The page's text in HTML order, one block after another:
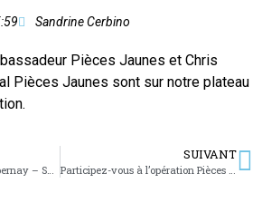
Sandrine Cerbino
Pièces Jaunes et Chris
Pièces Jaunes sont sur notre plateau
Résumé du match RC Epernay – SFC
SUIVANT
Participez-vous à l’opération Pièces Jaunes ?